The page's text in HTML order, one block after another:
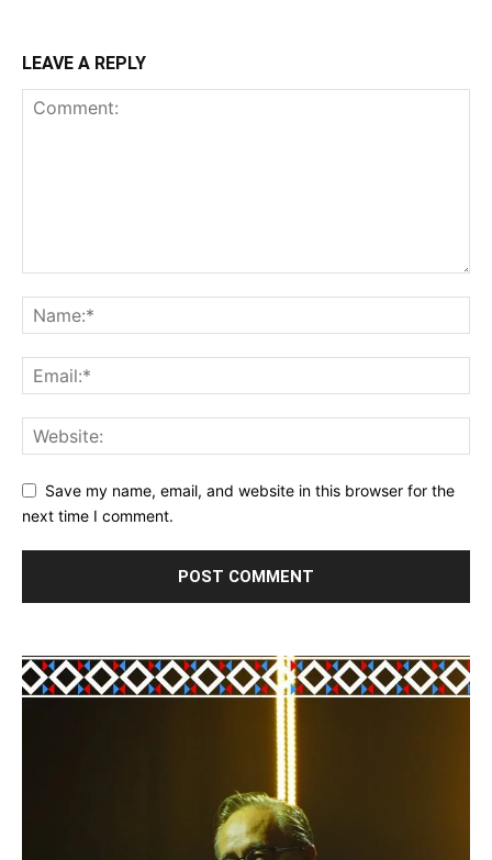
LEAVE A REPLY
Save my name, email, and website in this browser for the
next time I comment.